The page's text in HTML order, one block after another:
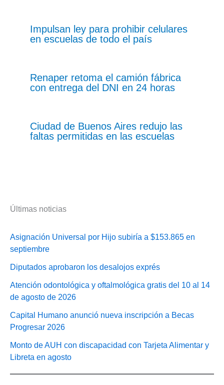
Impulsan ley para prohibir celulares
en escuelas de todo el país
Renaper retoma el camión fábrica
con entrega del DNI en 24 horas
Ciudad de Buenos Aires redujo las
faltas permitidas en las escuelas
Últimas noticias
Asignación Universal por Hijo subiría a $153.865 en
septiembre
Diputados aprobaron los desalojos exprés
Atención odontológica y oftalmológica gratis del 10 al 14
de agosto de 2026
Capital Humano anunció nueva inscripción a Becas
Progresar 2026
Monto de AUH con discapacidad con Tarjeta Alimentar y
Libreta en agosto